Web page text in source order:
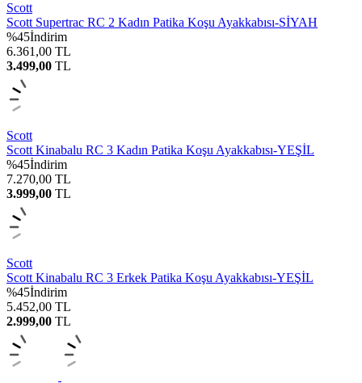
Scott
Scott Supertrac RC 2 Kadın Patika Koşu Ayakkabısı-SİYAH
%45İndirim
6.361,00 TL
3.499,00 TL
Scott
Scott Kinabalu RC 3 Kadın Patika Koşu Ayakkabısı-YEŞİL
%45İndirim
7.270,00 TL
3.999,00 TL
Scott
Scott Kinabalu RC 3 Erkek Patika Koşu Ayakkabısı-YEŞİL
%45İndirim
5.452,00 TL
2.999,00 TL